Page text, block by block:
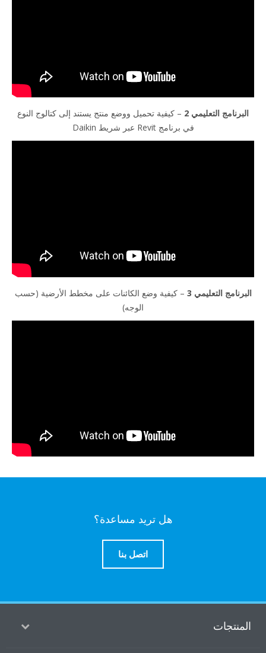
2
– كيفية تحميل ووضع منتج يستند إلى كتالوج النوع
3 – كيفية وضع الكائنات على مخطط الأرضية (حسب
هل تريد مساعدة؟